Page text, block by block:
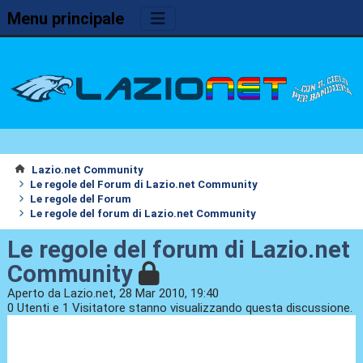
Menu principale
Lazio.net Community
Le regole del Forum di Lazio.net Community
Le regole del Forum
Le regole del forum di Lazio.net Community
Le regole del forum di Lazio.net
Community
Aperto da Lazio.net, 28 Mar 2010, 19:40
0 Utenti e 1 Visitatore stanno visualizzando questa discussione.